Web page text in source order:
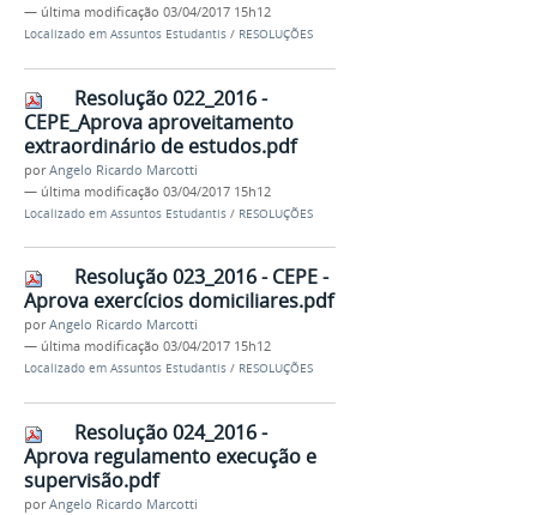
— última modificação 03/04/2017 15h12
Localizado em Assuntos Estudantis / RESOLUÇÕES
Resolução 022_2016 -
CEPE_Aprova aproveitamento
extraordinário de estudos.pdf
porAngelo Ricardo Marcotti
— última modificação 03/04/2017 15h12
Localizado em Assuntos Estudantis / RESOLUÇÕES
Resolução 023_2016 - CEPE -
Aprova exercícios domiciliares.pdf
porAngelo Ricardo Marcotti
— última modificação 03/04/2017 15h12
Localizado em Assuntos Estudantis / RESOLUÇÕES
Resolução 024_2016 -
Aprova regulamento execução e
supervisão.pdf
porAngelo Ricardo Marcotti